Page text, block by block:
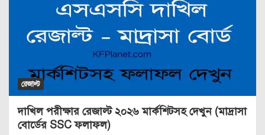
রেজাল্ট
দাখিল পরীক্ষার রেজাল্ট ২০২৬ মার্কশিটসহ দেখুন (মাদ্রাসা
বোর্ডের SSC ফলাফল)